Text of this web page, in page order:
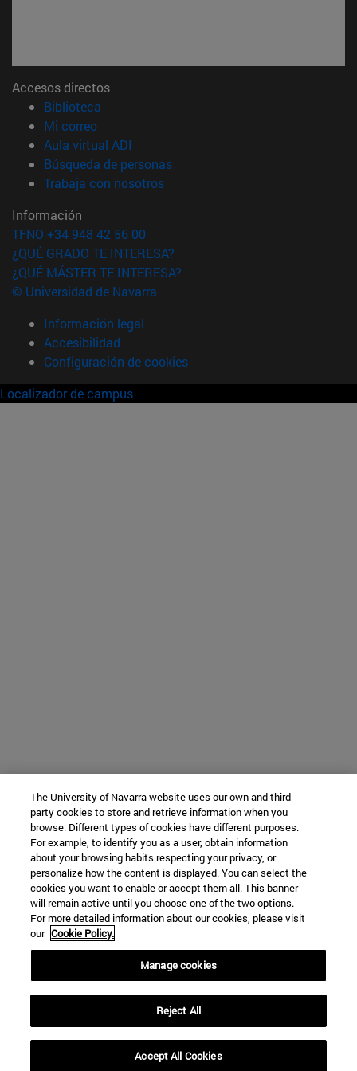
Accesos directos
Biblioteca
Mi correo(abre en nueva ventana)
Aula virtual ADI
Búsqueda de personas(abre en nueva ventana)
Trabaja con nosotros(abre en nueva ventana)
Información
TFNO +34 948 42 56 00
¿QUÉ GRADO TE INTERESA?
¿QUÉ MÁSTER TE INTERESA?
© Universidad de Navarra
Información legal
Accesibilidad
Configuración de cookies
Localizador de campus
The University of Navarra website uses our own and third-
party cookies to store and retrieve information when you
browse. Different types of cookies have different purposes.
For example, to identify you as a user, obtain information
about your browsing habits respecting your privacy, or
personalize how the content is displayed. You can select the
cookies you want to enable or accept them all. This banner
will remain active until you choose one of the two options.
For more detailed information about our cookies, please visit
our Cookie Policy.
Manage cookies
Reject All
Accept All Cookies